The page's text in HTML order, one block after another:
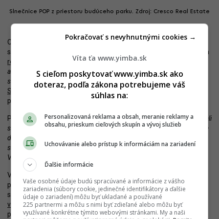
Slnečnice POP z priestoru budúceho parku. Zdroj: Cresco Real Estate
Celý projekt Slnečníc má už za sebou približne 3-tisíc bytov, ktoré
sú dnes obývané a naplno zabehnuté. Ako spomenul v nedávnom
rozhovore
Ján Krnáč z Cresco Real Estate:„Vo výstavbe máme
aktuálne asi do tisíc bytov, ktoré sú pred dokončením a nie sú
skolaudované.”
Ide o zóny POP, UniQ a v príprave je aj projekt
Slnečnice Nad Mestom
, ktorý ešte čaká na právoplatné stavebné
povolenie.
Prvá fáza bude obsahovať 567 bytov. Ako doplnil Ján Krnáč:„Začali
sme už s úvodnou fázou predaja, kde predbežný záujem pretavujeme
do rezervačných zmlúv a v momente, keď budeme mať právoplatné
stavebné povolenie, tak ich budeme pretavovať do budúcich zmlúv.
Verím tomu, že ešte tento rok začneme stavať.”
V rámci Slnečníc sa riešia ešte dva veľké celky. Má ísť o sektor,
pracovne označený ako T4-T10 (resp. A3+A5), od renomovanej
slovinskej architektonickej kancelárie Bevk Perović Arhitekti, či o
väčšiu zónuna opačnej strane električkovej trate – prirodzené
pokračovanie zóny Mesto od kancelárií PMArchitekti a What
Víta ťa www.yimba.sk
S cieľom poskytovať www.yimba.sk ako
doteraz, podľa zákona potrebujeme váš
súhlas na:
Personalizovaná reklama a obsah, meranie reklamy a
obsahu, prieskum cieľových skupín a vývoj služieb
Uchovávanie alebo prístup k informáciám na zariadení
Ďalšie informácie
Vaše osobné údaje budú spracúvané a informácie z vášho
zariadenia (súbory cookie, jedinečné identifikátory a ďalšie
údaje o zariadení) môžu byť ukladané a používané
225 partnermi a môžu s nimi byť zdieľané alebo môžu byť
využívané konkrétne týmito webovými stránkami. My a naši
Pokračovať s nevyhnutnými cookies →